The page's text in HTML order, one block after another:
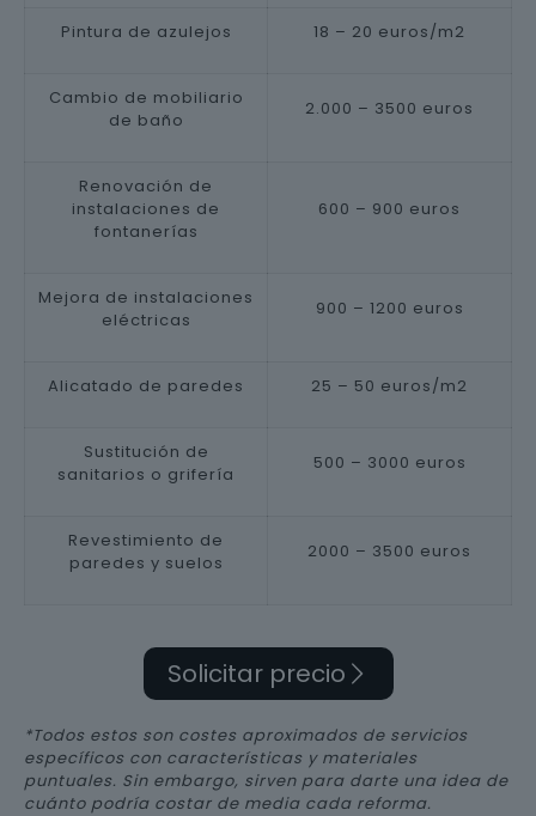
Pintura de azulejos 18 – 20 euros/m2
Cambio de mobiliario
de baño
2.000 – 3500 euros
Renovación de
instalaciones de
fontanerías
600 – 900 euros
Mejora de instalaciones
eléctricas
900 – 1200 euros
Alicatado de paredes 25 – 50 euros/m2
Sustitución de
sanitarios o grifería
500 – 3000 euros
Revestimiento de
paredes y suelos
2000 – 3500 euros
Solicitar precio
*Todos estos son costes aproximados de servicios
específicos con características y materiales
puntuales. Sin embargo, sirven para darte una idea de
cuánto podría costar de media cada reforma.